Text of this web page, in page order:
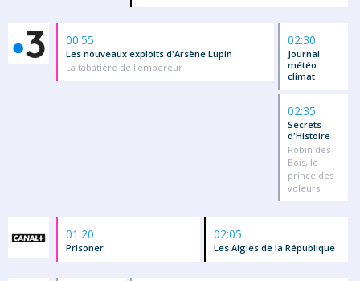
00:55
Les nouveaux exploits d'Arsène Lupin
La tabatière de l'empereur
02:30
Journal
météo
climat
02:35
Secrets
d'Histoire
Robin des
Bois, le
prince des
voleurs
01:20
Prisoner
02:05
Les Aigles de la République